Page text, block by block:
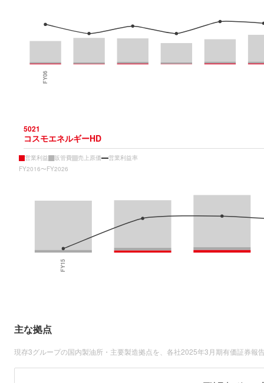
5021
コスモエネルギーHD
営業利益 販管費 売上原価
営業利益率
FY2016〜FY2026
主な拠点
現存3グループの国内製油所・主要製造拠点を、各社2025年3月期有価証券